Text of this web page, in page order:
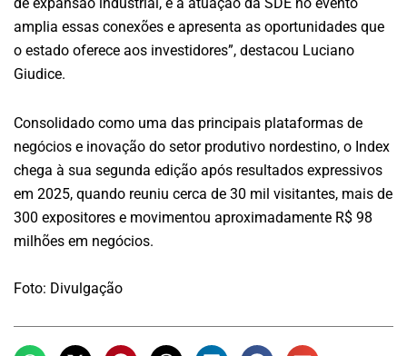
de expansão industrial, e a atuação da SDE no evento
amplia essas conexões e apresenta as oportunidades que
o estado oferece aos investidores”, destacou Luciano
Giudice.
Consolidado como uma das principais plataformas de
negócios e inovação do setor produtivo nordestino, o Index
chega à sua segunda edição após resultados expressivos
em 2025, quando reuniu cerca de 30 mil visitantes, mais de
300 expositores e movimentou aproximadamente R$ 98
milhões em negócios.
Foto: Divulgação